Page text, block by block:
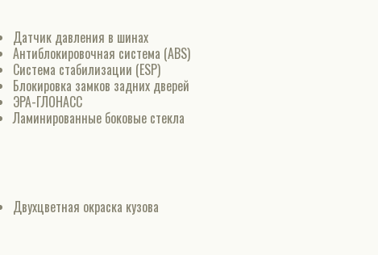
Датчик давления в шинах
Антиблокировочная система (ABS)
Система стабилизации (ESP)
Блокировка замков задних дверей
ЭРА-ГЛОНАСС
Ламинированные боковые стекла
Двухцветная окраска кузова